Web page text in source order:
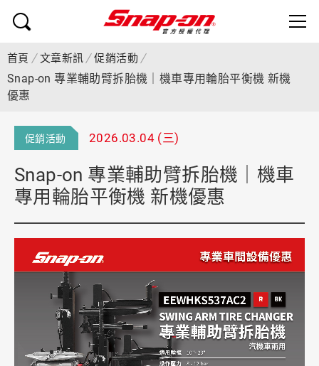
首頁 文章新訊 促銷活動
Snap-on 專業輔助臂拆胎機｜機車專用輪胎平衡機 新機
優惠
促銷活動 2026.03.04 (三)
Snap-on 專業輔助臂拆胎機｜機車
專用輪胎平衡機 新機優惠